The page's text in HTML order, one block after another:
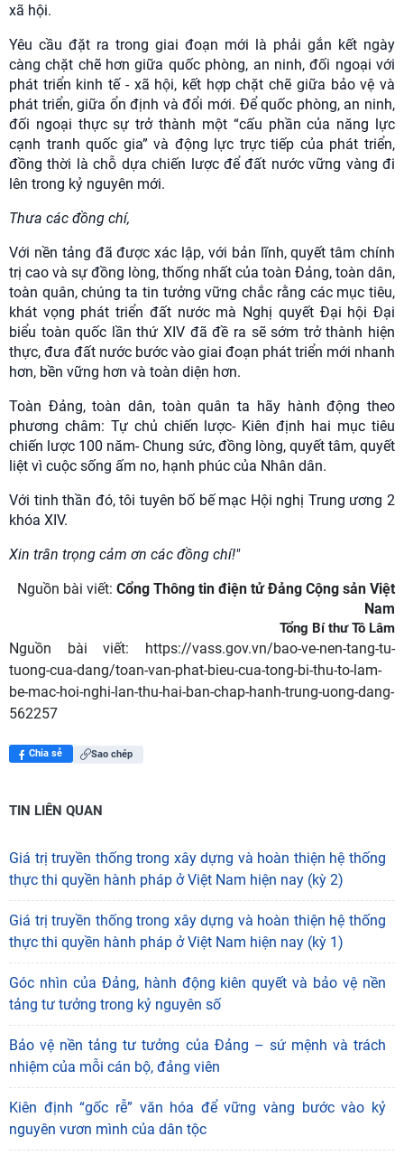
xã hội.
Yêu cầu đặt ra trong giai đoạn mới là phải gắn kết ngày
càng chặt chẽ hơn giữa quốc phòng, an ninh, đối ngoại với
phát triển kinh tế - xã hội, kết hợp chặt chẽ giữa bảo vệ và
phát triển, giữa ổn định và đổi mới. Để quốc phòng, an ninh,
đối ngoại thực sự trở thành một “cấu phần của năng lực
cạnh tranh quốc gia” và động lực trực tiếp của phát triển,
đồng thời là chỗ dựa chiến lược để đất nước vững vàng đi
lên trong kỷ nguyên mới.
Thưa các đồng chí,
Với nền tảng đã được xác lập, với bản lĩnh, quyết tâm chính
trị cao và sự đồng lòng, thống nhất của toàn Đảng, toàn dân,
toàn quân, chúng ta tin tưởng vững chắc rằng các mục tiêu,
khát vọng phát triển đất nước mà Nghị quyết Đại hội Đại
biểu toàn quốc lần thứ XIV đã đề ra sẽ sớm trở thành hiện
thực, đưa đất nước bước vào giai đoạn phát triển mới nhanh
hơn, bền vững hơn và toàn diện hơn.
Toàn Đảng, toàn dân, toàn quân ta hãy hành động theo
phương châm: Tự chủ chiến lược- Kiên định hai mục tiêu
chiến lược 100 năm- Chung sức, đồng lòng, quyết tâm, quyết
liệt vì cuộc sống ấm no, hạnh phúc của Nhân dân.
Với tinh thần đó, tôi tuyên bố bế mạc Hội nghị Trung ương 2
khóa XIV.
Xin trân trọng cảm ơn các đồng chí!"
Nguồn bài viết: Cổng Thông tin điện tử Đảng Cộng sản Việt
Nam
Tổng Bí thư Tô Lâm
Nguồn bài viết: https://vass.gov.vn/bao-ve-nen-tang-tu-
tuong-cua-dang/toan-van-phat-bieu-cua-tong-bi-thu-to-lam-
be-mac-hoi-nghi-lan-thu-hai-ban-chap-hanh-trung-uong-dang-
562257
Chia sẻ Sao chép
TIN LIÊN QUAN
Giá trị truyền thống trong xây dựng và hoàn thiện hệ thống
thực thi quyền hành pháp ở Việt Nam hiện nay (kỳ 2)
Giá trị truyền thống trong xây dựng và hoàn thiện hệ thống
thực thi quyền hành pháp ở Việt Nam hiện nay (kỳ 1)
Góc nhìn của Đảng, hành động kiên quyết và bảo vệ nền
tảng tư tưởng trong kỷ nguyên số
Bảo vệ nền tảng tư tưởng của Đảng – sứ mệnh và trách
nhiệm của mỗi cán bộ, đảng viên
Kiên định “gốc rễ” văn hóa để vững vàng bước vào kỷ
nguyên vươn mình của dân tộc